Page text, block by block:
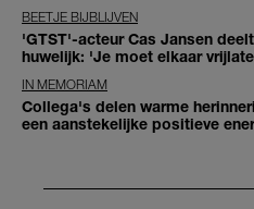
BEETJE BIJBLIJVEN
'GTST'-acteur Cas Jansen
huwelijk: 'Je moet elkaar
IN MEMORIAM
Collega's delen warme
een aanstekelijke positieve